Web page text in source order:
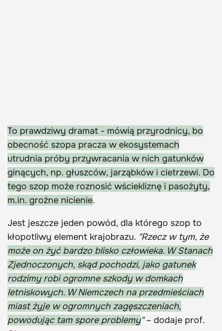
To prawdziwy dramat - mówią przyrodnicy, bo
obecność szopa pracza w ekosystemach
utrudnia próby przywracania w nich gatunków
ginących, np. głuszców, jarząbków i cietrzewi. Do
tego szop może roznosić wściekliznę i pasożyty,
m.in. groźne nicienie.
Jest jeszcze jeden powód, dla którego szop to
kłopotliwy element krajobrazu. "Rzecz w tym, że
może on żyć bardzo blisko człowieka. W Stanach
Zjednoczonych, skąd pochodzi, jako gatunek
rodzimy robi ogromne szkody w domkach
letniskowych. W Niemczech na przedmieściach
miast żyje w ogromnych zagęszczeniach,
powodując tam spore problemy"– dodaje prof.